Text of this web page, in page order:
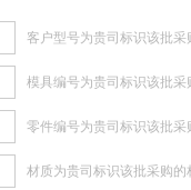
客户型号为贵司标识该批采
模具编号为贵司标识该批采
零件编号为贵司标识该批采
材质为贵司标识该批采购的